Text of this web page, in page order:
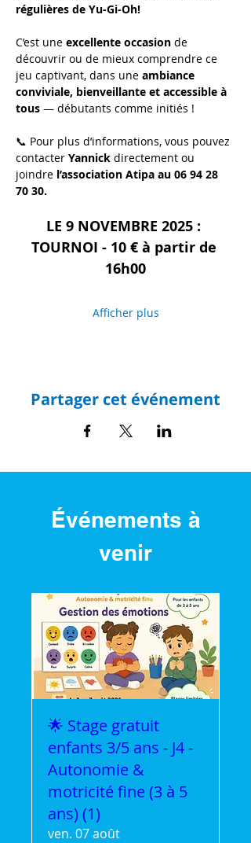
régulières de Yu-Gi-Oh!
C’est une excellente occasion de
découvrir ou de mieux comprendre ce
jeu captivant, dans une ambiance
conviviale, bienveillante et accessible à
tous — débutants comme initiés !
📞 Pour plus d’informations, vous pouvez
contacter Yannick directement ou
joindre l’association Atipa au 06 94 28
70 30.
LE 9 NOVEMBRE 2025 :
TOURNOI - 10 € à partir de
16h00
Afficher plus
Partager cet événement
Événements à
venir
🌟 Stage gratuit
enfants 3/5 ans - J4 -
Autonomie &
motricité fine (3 à 5
ans) (1)
ven. 07 août